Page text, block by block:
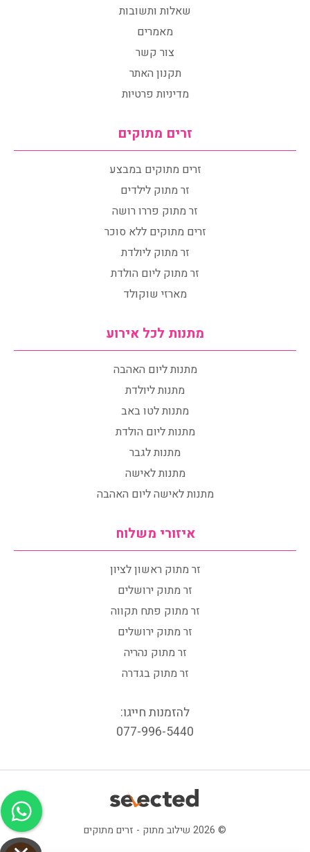
שאלות ותשובות
מאמרים
צור קשר
תקנון האתר
מדיניות פרטיות
זרים מתוקים
זרים מתוקים במבצע
זר מתוק לילדים
זר מתוק פררו רושה
זרים מתוקים ללא סוכר
זר מתוק ליולדת
זר מתוק ליום הולדת
מארזי שוקולד
מתנות לכל אירוע
מתנות ליום האהבה
מתנות ליולדת
מתנות לטו באב
מתנות ליום הולדת
מתנות לגבר
מתנות לאישה
מתנות לאישה ליום האהבה
איזורי משלוח
זר מתוק ראשון לציון
זר מתוק ירושלים
זר מתוק פתח תקווה
זר מתוק ירושלים
זר מתוק נהריה
זר מתוק בגדרה
להזמנות חייגו:
077-996-5440
© 2026 שילוב מתוק - זרים מתוקים